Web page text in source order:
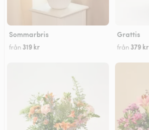
Sommarbris
från 319 kr
Grattis
från 379 kr